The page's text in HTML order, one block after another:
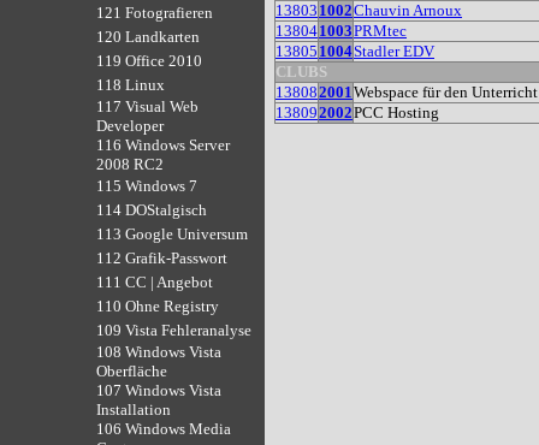
121 Fotografieren
120 Landkarten
119 Office 2010
118 Linux
117 Visual Web
Developer
116 Windows Server
2008 RC2
115 Windows 7
114 DOStalgisch
113 Google Universum
112 Grafik-Passwort
111 CC | Angebot
110 Ohne Registry
109 Vista Fehleranalyse
108 Windows Vista
Oberfläche
107 Windows Vista
Installation
106 Windows Media
13803 1002Chauvin Arnoux
138041003PRMtec
13805 1004Stadler EDV
CLUBS
138082001Webspace für den
138092002PCC Hosting